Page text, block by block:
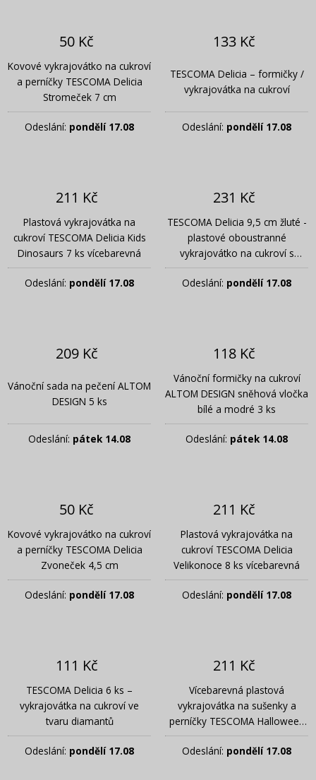
50 Kč
Kovové vykrajovátko na cukroví
a perníčky TESCOMA Delicia
Stromeček 7 cm
Odeslání: pondělí 17.08
133 Kč
TESCOMA Delicia – formičky /
vykrajovátka na cukroví
Odeslání: pondělí 17.08
211 Kč
Plastová vykrajovátka na
cukroví TESCOMA Delicia Kids
Dinosaurs 7 ks vícebarevná
Odeslání: pondělí 17.08
231 Kč
TESCOMA Delicia 9,5 cm žluté -
plastové oboustranné
vykrajovátko na cukroví s
pístem
Odeslání: pondělí 17.08
209 Kč
Vánoční sada na pečení ALTOM
DESIGN 5 ks
Odeslání: pátek 14.08
118 Kč
Vánoční formičky na cukroví
ALTOM DESIGN sněhová vločka
bílé a modré 3 ks
Odeslání: pátek 14.08
50 Kč
Kovové vykrajovátko na cukroví
a perníčky TESCOMA Delicia
Zvoneček 4,5 cm
Odeslání: pondělí 17.08
211 Kč
Plastová vykrajovátka na
cukroví TESCOMA Delicia
Velikonoce 8 ks vícebarevná
Odeslání: pondělí 17.08
111 Kč
TESCOMA Delicia 6 ks –
vykrajovátka na cukroví ve
tvaru diamantů
Odeslání: pondělí 17.08
211 Kč
Vícebarevná plastová
vykrajovátka na sušenky a
perníčky TESCOMA Halloween
8 ks
Odeslání: pondělí 17.08